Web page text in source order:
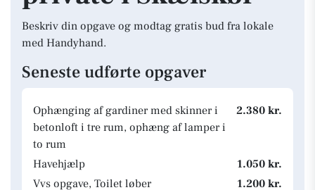
Beskriv din opgave og modtag gratis bud fra lokale
med Handyhand.
Seneste udførte opgaver
Ophænging af gardiner med skinner i
betonloft i tre rum, ophæng af lamper i
to rum
2.380 kr.
Havehjælp
1.050 kr.
Vvs opgave, Toilet løber
1.200 kr.